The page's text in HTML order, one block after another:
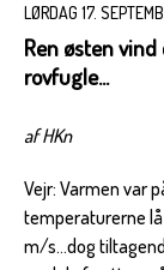
LØRDAG 17.
Ren østen
rovfugle...
af HKn
Vejr: Varmen var
temperaturerne lå
m/s...dog